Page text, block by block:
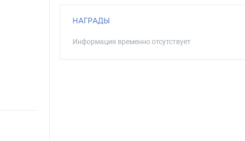
НАГРАДЫ
Информация временно отсутствует